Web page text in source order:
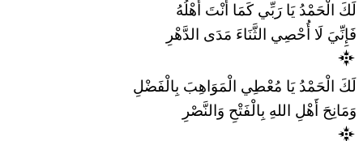
لَكَ الْحَمْدُ يَا رَبِّي كَمَا أَنْتَ أَهْلُهُ
فَإِنِّيَ لَا أُحْصِي الثَّنَاءَ مَدَى الدَّهْرِ
لَكَ الْحَمْدُ يَا مُعْطِي الْمَوَاهِبَ بِالْفَضْلِ
وَمَانِحَ أَهْلِ اللهِ بِالْفَتْحِ وَالنَّصْرِ